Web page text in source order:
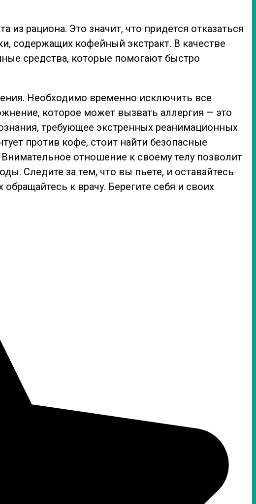
рациона. Это значит, что придется отказаться
содержащих кофейный экстракт. В качестве
средства, которые помогают быстро
Необходимо временно исключить все
которое может вызвать аллергия — это
требующее экстренных реанимационных
против кофе, стоит найти безопасные
отношение к своему телу позволит
Следите за тем, что вы пьете, и оставайтесь
к врачу. Берегите себя и своих